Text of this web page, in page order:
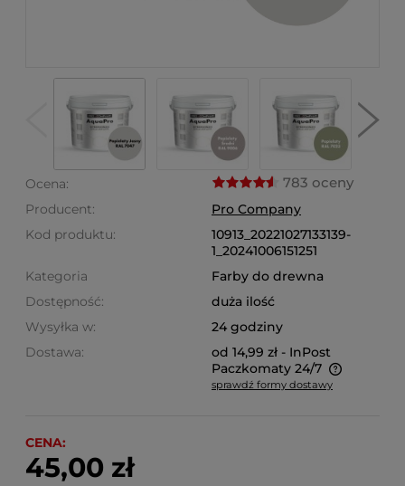
Ocena: 783 oceny
Producent:
Pro Company
Kod produktu:
10913_20221027133139-
1_20241006151251
Kategoria
Farby do drewna
Dostępność:
duża ilość
Wysyłka w:
24 godziny
Dostawa:
od 14,99 zł - InPost
Paczkomaty 24/7
Cena nie zawiera ewentualnych kosztów płatności
sprawdź formy dostawy
CENA:
45,00 zł